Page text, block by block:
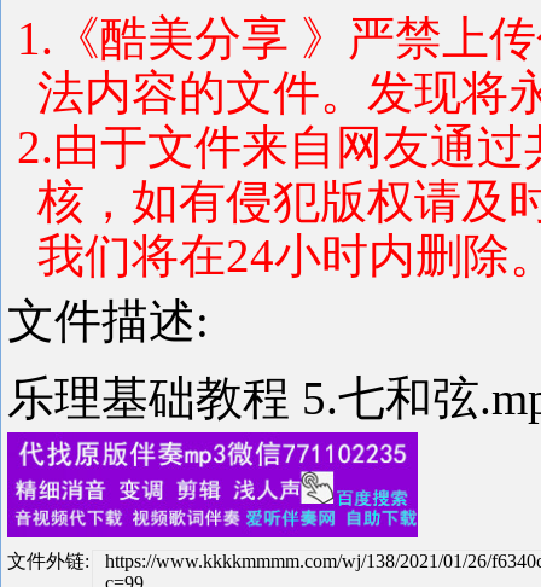
1.《酷美分享 》严禁上
法内容的文件。发现将
2.由于文件来自网友通
核，如有侵犯版权请及
我们将在24小时内删除
文件描述:
乐理基础教程 5.七和弦
文件外链:
https://www.kkkkmmmm.com/wj/138/2021/01/26/